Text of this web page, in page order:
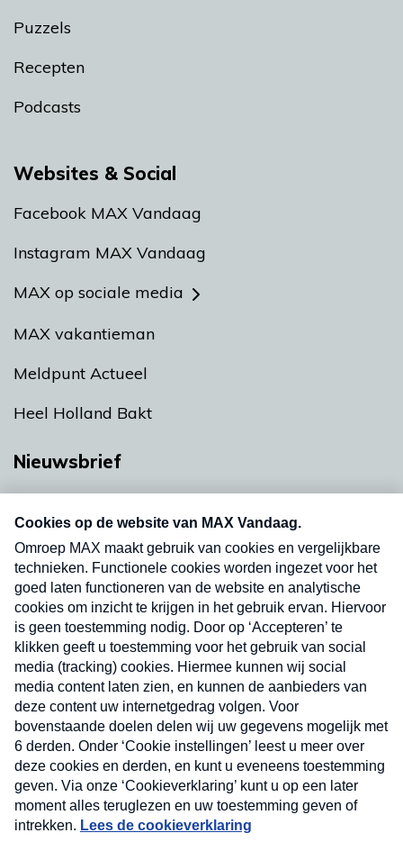
Puzzels
Recepten
Podcasts
Websites & Social
Facebook MAX Vandaag
Instagram MAX Vandaag
MAX op sociale media
MAX vakantieman
Meldpunt Actueel
Heel Holland Bakt
Nieuwsbrief
nieuwsbrief. Elke vrijdag- en dinsdagochtend in
uw mailbox.
Verzend
Nieuwsbrief
Neem hier een gratis abonnement op onze
nieuwsbrief. Elke vrijdag- en dinsdagochtend in uw